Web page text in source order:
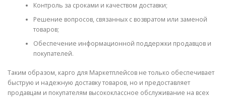
Контроль за сроками и качеством доставки;
Решение вопросов, связанных с возвратом или заменой
товаров;
Обеспечение информационной поддержки продавцов и
покупателей.
Таким образом, карго для Маркетплейсов не только обеспечивает
быструю и надежную доставку товаров, но и предоставляет
продавцам и покупателям высококлассное обслуживание на всех